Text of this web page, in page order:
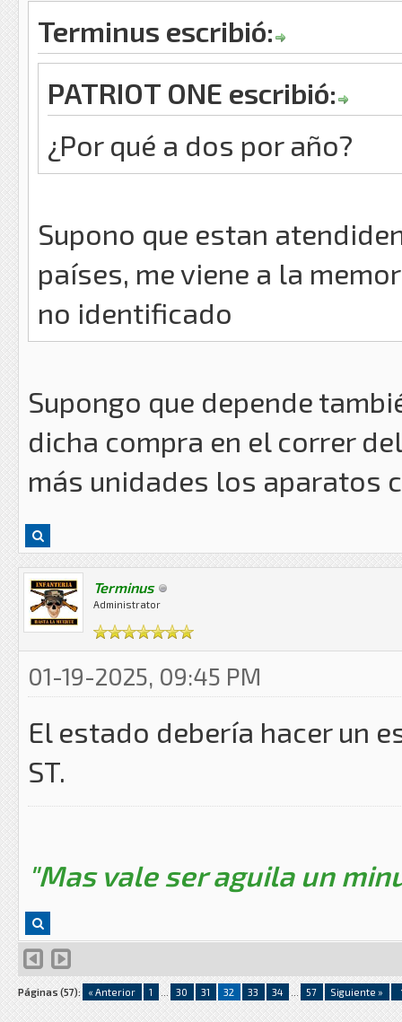
Terminus escribió:
PATRIOT ONE escribió:
¿Por qué a dos por año?
Supono que estan
países, me viene a la
no identificado
Supongo que depende
dicha compra en el correr
más unidades los aparatos
Terminus
Administrator
01-19-2025, 09:45 PM
El estado debería hacer un
ST.
"Mas vale ser aguila un
Páginas (57): « Anterior 1 ... 30 31 32 33 34 ... 57 Siguiente »